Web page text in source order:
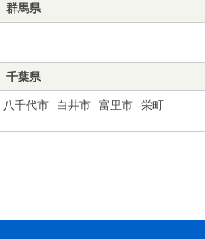
群馬県
千葉県
八千代市 白井市 富里市 栄町